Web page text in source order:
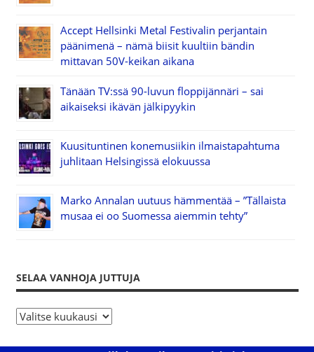
Accept Hellsinki Metal Festivalin perjantain
päänimenä – nämä biisit kuultiin bändin
mittavan 50V-keikan aikana
Tänään TV:ssä 90-luvun floppijännäri – sai
aikaiseksi ikävän jälkipyykin
Kuusituntinen konemusiikin ilmaistapahtuma
juhlitaan Helsingissä elokuussa
Marko Annalan uutuus hämmentää – ”Tällaista
musaa ei oo Suomessa aiemmin tehty”
SELAA VANHOJA JUTTUJA
S